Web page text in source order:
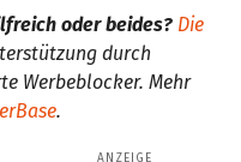
oder beides? Die
durch
Werbeblocker. Mehr
.